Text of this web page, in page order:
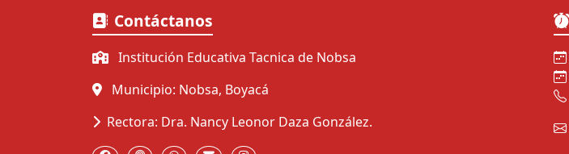
Contáctanos
Institución Educativa Tacnica de Nobsa
Municipio: Nobsa, Boyacá
Rectora: Dra. Nancy Leonor Daza González.